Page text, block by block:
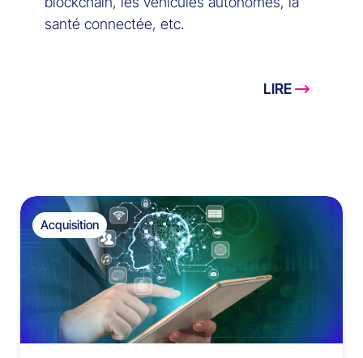
santé connectée, etc.
LIRE
Acquisition